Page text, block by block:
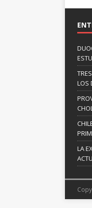
LOS
LA